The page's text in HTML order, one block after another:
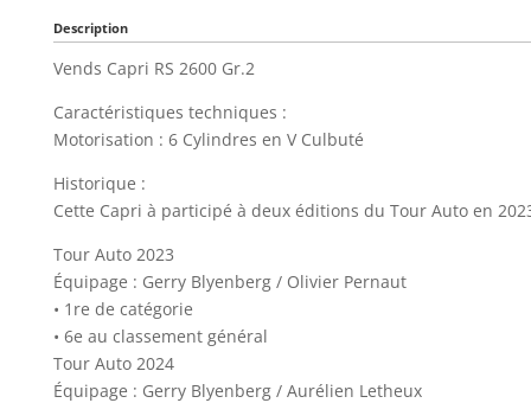
Description
Vends Capri RS 2600 Gr.2
Caractéristiques techniques :
Motorisation : 6 Cylindres en V Culbuté
Historique :
Cette Capri à participé à deux éditions du Tour Auto en
Tour Auto 2023
Équipage : Gerry Blyenberg / Olivier Pernaut
• 1re de catégorie
• 6e au classement général
Tour Auto 2024
Équipage : Gerry Blyenberg / Aurélien Letheux